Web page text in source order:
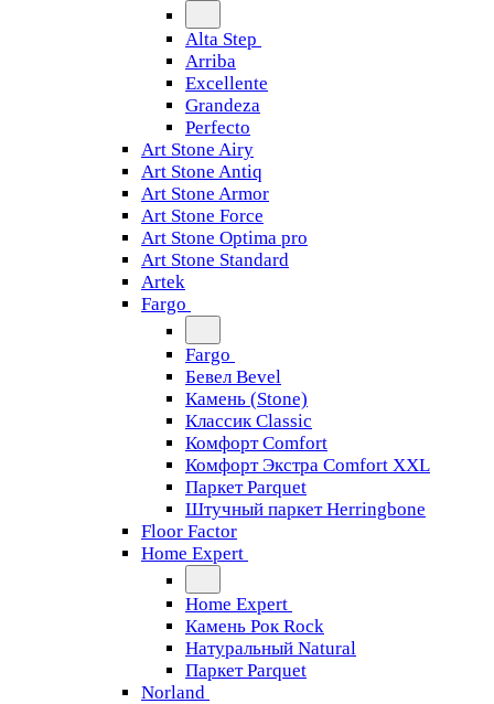
Alta Step
Arriba
Excellente
Grandeza
Perfecto
Art Stone Airy
Art Stone Antiq
Art Stone Armor
Art Stone Force
Art Stone Optima pro
Art Stone Standard
Artek
Fargo
Fargo
Бевел Bevel
Камень (Stone)
Классик Classic
Комфорт Comfort
Комфорт Экстра Comfort XXL
Паркет Parquet
Штучный паркет Herringbone
Floor Factor
Home Expert
Home Expert
Камень Рок Rock
Натуральный Natural
Паркет Parquet
Norland